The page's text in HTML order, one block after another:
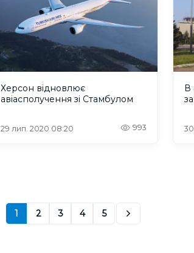
Херсон відновлює
авіасполучення зі Стамбулом
29 лип. 2020 08:20 993
В
1 2 3 4 5